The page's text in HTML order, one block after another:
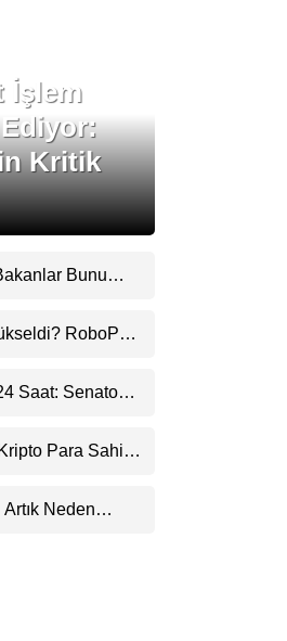
LinkedIn
İşlem
Kritik
Bunu
RoboPay
Saat: Senato
Para Sahibi:
Artık Neden